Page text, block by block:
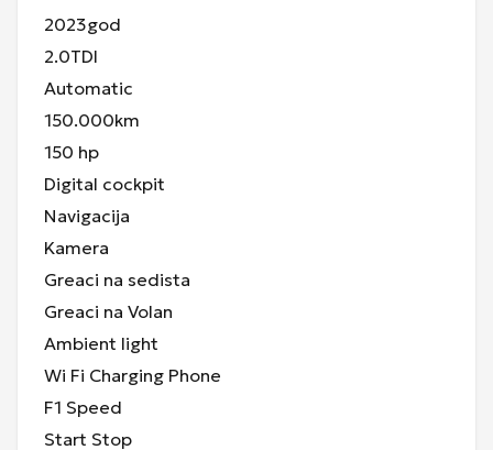
2023god
2.0TDI
Automatic
150.000km
150 hp
Digital cockpit
Navigacija
Kamera
Greaci na sedista
Greaci na Volan
Ambient light
Wi Fi Charging Phone
F1 Speed
Start Stop